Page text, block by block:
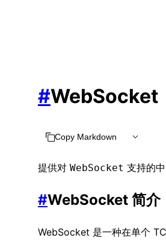
#WebSocket
Copy Markdown
提供对 WebSocket 支持的
#WebSocket 简介
WebSocket 是一种在单个